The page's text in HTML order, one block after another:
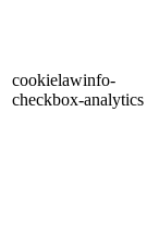
cookielawinfo-
checkbox-analytics